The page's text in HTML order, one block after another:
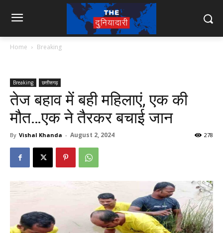
Home Breaking
Breaking छत्तीसगढ़
तेज बहाव में बही महिलाएं, एक की
मौत…एक ने तैरकर बचाई जान
By Vishal Khanda - August 2, 2024 278